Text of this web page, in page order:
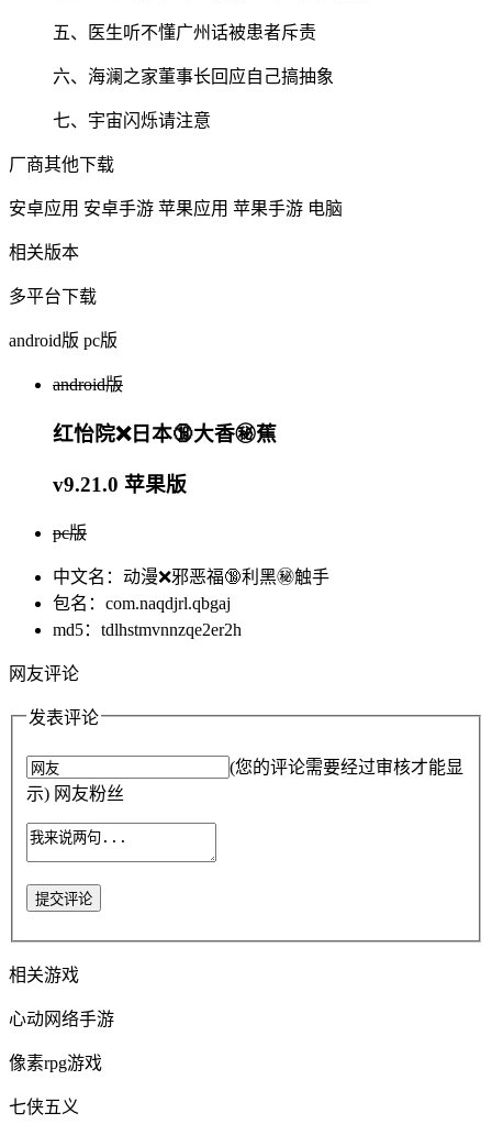
五、医生听不懂广州话被患者斥责
六、海澜之家董事长回应自己搞抽象
七、宇宙闪烁请注意
厂商其他下载
安卓应用 安卓手游 苹果应用 苹果手游 电脑
相关版本
多平台下载
android版 pc版
android版
红怡院❌日本🔞大香㊙️蕉
v9.21.0 苹果版
pc版
中文名：动漫❌邪恶福🔞利黑㊙️触手
包名：com.naqdjrl.qbgaj
md5：tdlhstmvnnzqe2er2h
网友评论
发表评论
(您的评论需要经过审核才能显
示) 网友粉丝
提交评论
相关游戏
心动网络手游
像素rpg游戏
七侠五义